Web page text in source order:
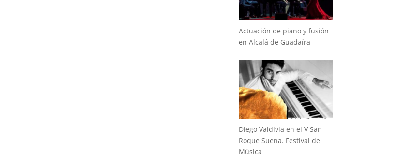
Actuación de piano y fusión
en Alcalá de Guadaíra
Diego Valdivia en el V San
Roque Suena. Festival de
Música